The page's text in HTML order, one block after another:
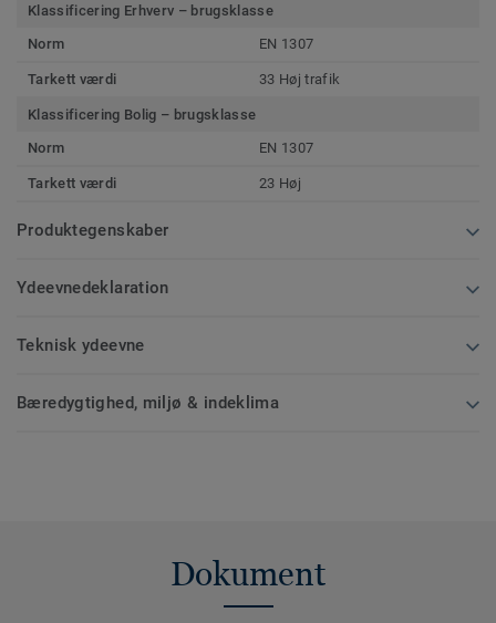
Klassificering Erhverv – brugsklasse
Norm
EN 1307
Tarkett værdi 33 Høj trafik
Klassificering Bolig – brugsklasse
Norm
EN 1307
Tarkett værdi 23 Høj
Produktegenskaber
Ydeevnedeklaration
Teknisk ydeevne
Bæredygtighed, miljø & indeklima
Dokument